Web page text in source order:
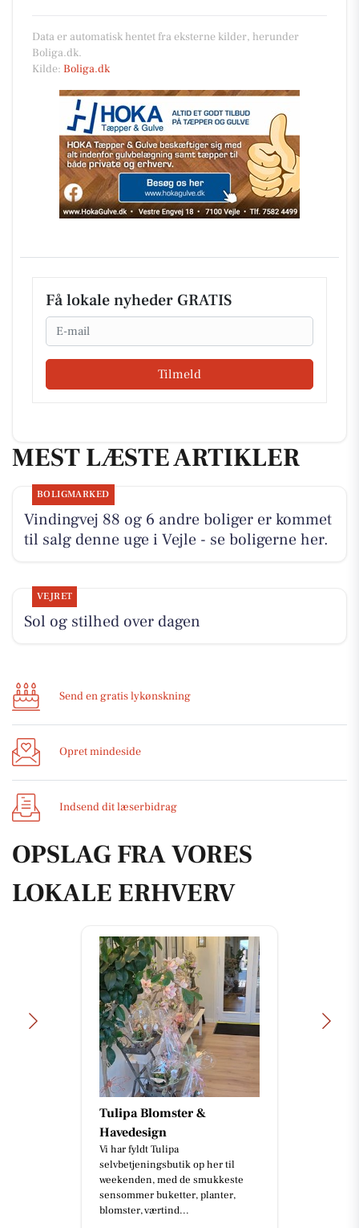
Data er automatisk hentet fra eksterne kilder, herunder
Boliga.dk.
Kilde: Boliga.dk
Få lokale nyheder GRATIS
Email
Tilmeld
MEST LÆSTE ARTIKLER
BOLIGMARKED
Vindingvej 88 og 6 andre boliger er kommet
til salg denne uge i Vejle - se boligerne her.
VEJRET
Sol og stilhed over dagen
Send en gratis lykønskning
Opret mindeside
Indsend dit læserbidrag
OPSLAG FRA VORES
LOKALE ERHVERV
Tulipa Blomster &
Havedesign
Vi har fyldt Tulipa
selvbetjeningsbutik op her til
weekenden, med de smukkeste
sensommer buketter, planter,
blomster, værtind...